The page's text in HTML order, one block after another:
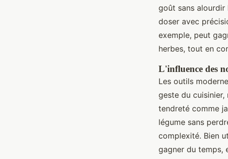
goût sans alourdir
doser avec
exemple, peut
herbes, tout en
L'influence des
Les outils
geste du cuisinier,
tendreté comme
légume sans
complexité. Bien
gagner du temps,